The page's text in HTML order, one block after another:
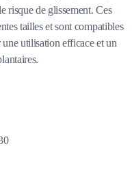
risque de glissement. Ces
tailles et sont compatibles
utilisation efficace et un